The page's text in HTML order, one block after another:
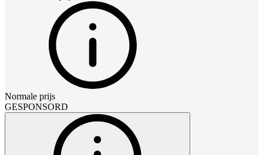
Normale prijs
GESPONSORD